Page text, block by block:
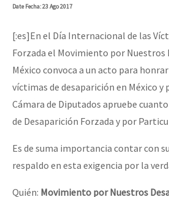
DateFecha: 23 Ago 2017
[:es]En el Día Internacional de las
Forzada el Movimiento por Nuestros
México convoca a un acto para
víctimas de desaparición en México y
Cámara de Diputados apruebe
de Desaparición Forzada y por
Es de suma importancia contar con
respaldo en esta exigencia por la
Quién: Movimiento por Nuestros